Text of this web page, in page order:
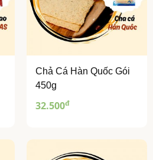
Chả Cá Hàn Quốc Gói
450g
32.500đ